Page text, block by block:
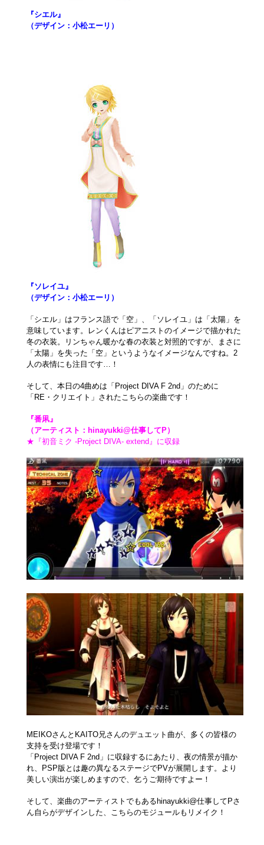
『シエル』
（デザイン：小松エーリ）
『ソレイユ』
（デザイン：小松エーリ）
「シエル」はフランス語で「空」、「ソレイユ」は「太陽」を
意味しています。レンくんはピアニストのイメージで描かれた
冬の衣装。リンちゃん暖かな春の衣装と対照的ですが、まさに
「太陽」を失った「空」というようなイメージなんですね。2
人の表情にも注目です…！
そして、本日の4曲めは「Project DIVA F 2nd」のために
「RE・クリエイト」されたこちらの楽曲です！
『番凩』
（アーティスト：hinayukki@仕事してP）
★『初音ミク -Project DIVA- extend』に収録
MEIKOさんとKAITO兄さんのデュエット曲が、多くの皆様の
支持を受け登場です！
「Project DIVA F 2nd」に収録するにあたり、夜の情景が描か
れ、PSP版とは趣の異なるステージでPVが展開します。より
美しい演出が楽しめますので、乞うご期待ですよー！
そして、楽曲のアーティストでもあるhinayukki@仕事してPさ
ん自らがデザインした、こちらのモジュールもリメイク！